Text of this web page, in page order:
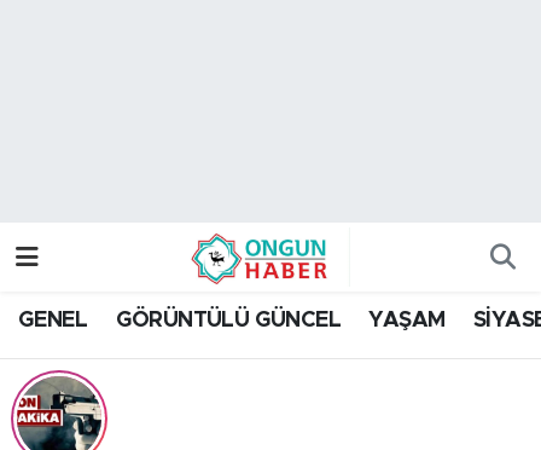
GENEL GÖRÜNTÜLÜ GÜNCEL YAŞAM
Trafik Durumu
Tüm Manşetler